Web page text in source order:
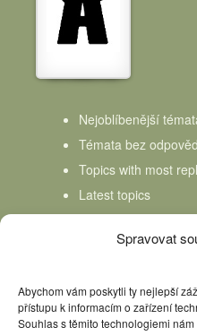
Spravovat
Abychom vám poskytli ty nejlepší
přístupu k informacím o zařízení
Souhlas s těmito technologiemi
Nejoblíbenější
Témata bez
Topics with most
Latest topics
Topics Freshness